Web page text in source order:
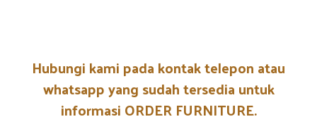
Hubungi kami pada kontak telepon atau
whatsapp yang sudah tersedia untuk
informasi ORDER FURNITURE.